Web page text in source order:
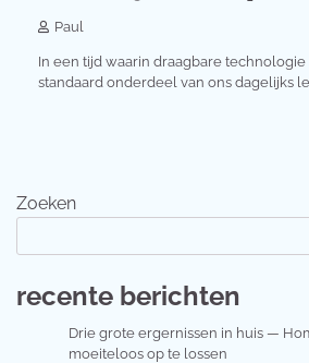
Paul
In een tijd waarin draagbare
standaard onderdeel van ons dagelijks
Zoeken
recente berichten
Drie grote ergernissen in huis —
moeiteloos op te lossen